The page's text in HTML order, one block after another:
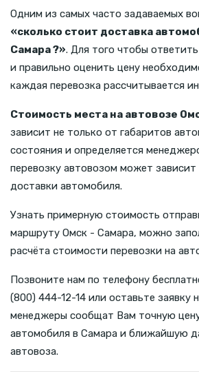
Одним из самых часто задаваемых
«сколько стоит доставка
Самара ?». Для того чтобы
и правильно оценить цену
каждая перевозка рассчитывается
Стоимость места на автовозе
зависит не только от габаритов
состояния и определяется
перевозку автовозом может
доставки автомобиля.
Узнать примерную стоимость
маршруту Омск - Самара, можно
расчёта стоимости перевозки на
Позвоните нам по телефону
(800) 444-12-14 или оставьте заявку
менеджеры сообщат Вам точную
автомобиля в Самара и ближайшую
автовоза.